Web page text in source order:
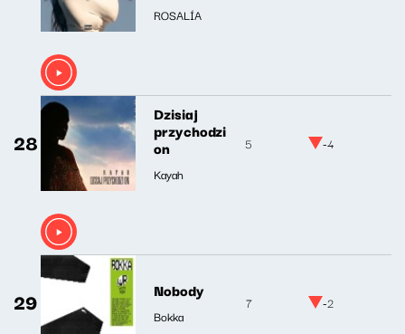
ROSALÍA
28
Dzisiaj
przychodzi
on
Kayah
5 -4
29 Nobody
Bokka
7 -2